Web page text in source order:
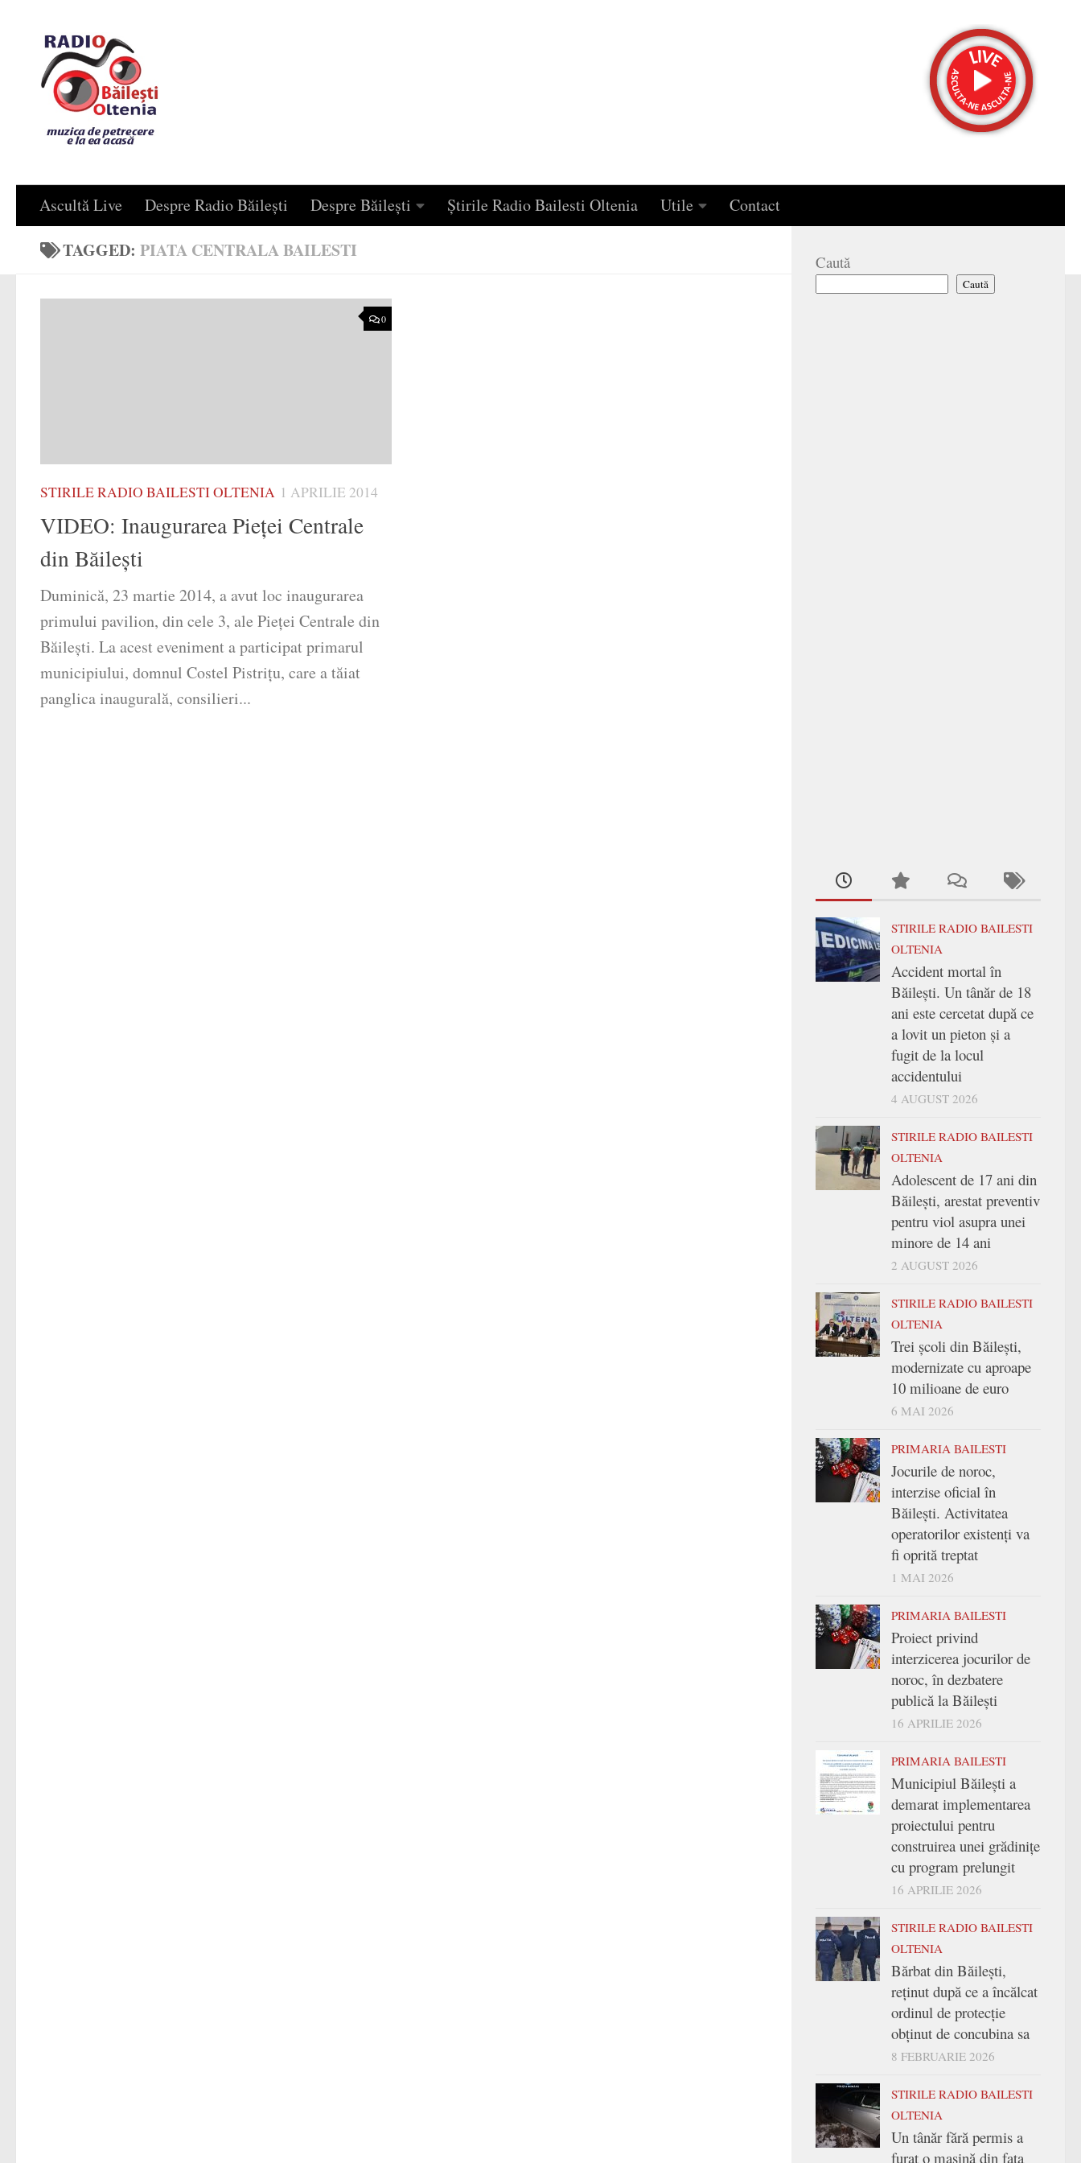
Ascultă Live Despre Radio Băilești Despre Băilești Știrile Radio Bailesti Oltenia Utile Contact
TAGGED: PIATA CENTRALA BAILESTI
0
STIRILE RADIO BAILESTI OLTENIA 1 APRILIE 2014
VIDEO: Inaugurarea Pieţei Centrale
din Băileşti
Duminică, 23 martie 2014, a avut loc inaugurarea
primului pavilion, din cele 3, ale Pieţei Centrale din
Băileşti. La acest eveniment a participat primarul
municipiului, domnul Costel Pistriţu, care a tăiat
panglica inaugurală, consilieri...
Caută
Caută
STIRILE RADIO BAILESTI
OLTENIA
Accident mortal în
Băilești. Un tânăr de 18
ani este cercetat după ce
a lovit un pieton și a
fugit de la locul
accidentului
4 AUGUST 2026
STIRILE RADIO BAILESTI
OLTENIA
Adolescent de 17 ani din
Băilești, arestat preventiv
pentru viol asupra unei
minore de 14 ani
2 AUGUST 2026
STIRILE RADIO BAILESTI
OLTENIA
Trei şcoli din Băileşti,
modernizate cu aproape
10 milioane de euro
6 MAI 2026
PRIMARIA BAILESTI
Jocurile de noroc,
interzise oficial în
Băilești. Activitatea
operatorilor existenți va
fi oprită treptat
1 MAI 2026
PRIMARIA BAILESTI
Proiect privind
interzicerea jocurilor de
noroc, în dezbatere
publică la Băilești
16 APRILIE 2026
PRIMARIA BAILESTI
Municipiul Băilești a
demarat implementarea
proiectului pentru
construirea unei grădinițe
cu program prelungit
16 APRILIE 2026
STIRILE RADIO BAILESTI
OLTENIA
Bărbat din Băilești,
reținut după ce a încălcat
ordinul de protecție
obținut de concubina sa
8 FEBRUARIE 2026
STIRILE RADIO BAILESTI
OLTENIA
Un tânăr fără permis a
furat o mașină din fața